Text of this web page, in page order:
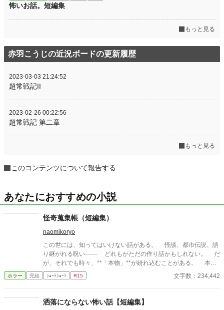
怖いお話。短編集
もっと見る
赤羽こうじの近況ボードの更新履歴
2023-03-03 21:24:52
超常戦記II
2023-02-26 00:22:56
超常戦記 第二章
もっと見る
このコンテンツについて報告する
あなたにおすすめの小説
怪奇蒐集帳（短編集）
naomikoryo
この世には、知ってはいけない話がある。 怪談、都市伝説、語
り継がれる呪い—— どれもがただの作り話かもしれない。 だ
が、それでも時々、**「本物」**が紛れ込むことがある。 本書
は、そんな“見つけてしまった”怪異を集めた一冊である。 最後
のページを閉じるとき、あなたは“何か”に気づくことになるだろ
ホラー 完結 ｼｮｰﾄｼｮｰﾄ R15 文字数：234,442
洒落にならない怖い話【短編集】